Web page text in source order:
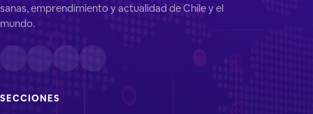
sanas, emprendimiento y actualidad de Chile y el
mundo.
SECCIONES